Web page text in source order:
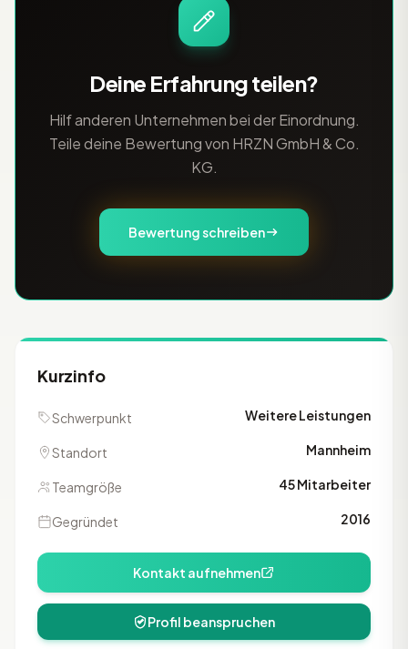
Deine Erfahrung teilen?
Hilf anderen Unternehmen bei der Einordnung.
Teile deine Bewertung von HRZN GmbH & Co.
KG.
Bewertung schreiben
Kurzinfo
Schwerpunkt Weitere Leistungen
Standort Mannheim
Teamgröße 45 Mitarbeiter
Gegründet 2016
Kontakt aufnehmen
Profil beanspruchen